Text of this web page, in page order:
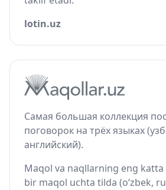
lotin.uz
Самая большая коллекция
поговорок на трёх языках
английский).
Maqol va naqllarning eng
bir maqol uchta tilda (o‘zbek,